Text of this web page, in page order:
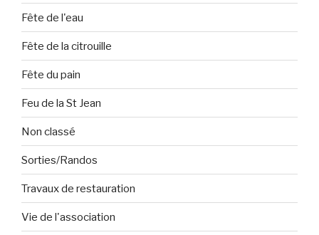
Fête de l'eau
Fête de la citrouille
Fête du pain
Feu de la St Jean
Non classé
Sorties/Randos
Travaux de restauration
Vie de l'association